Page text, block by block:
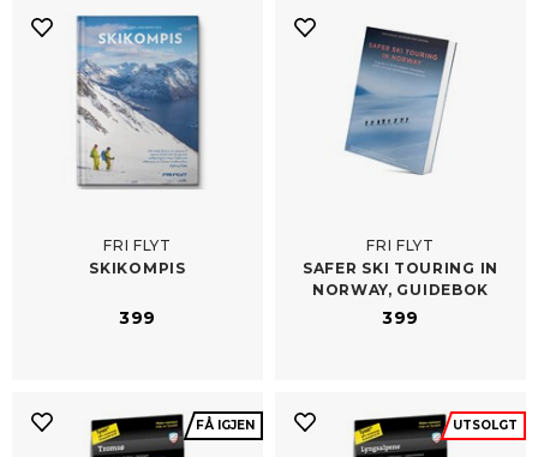
FRI FLYT
SKIKOMPIS
399
FRI FLYT
SAFER SKI TOURING IN
NORWAY, GUIDEBOK
399
FÅ IGJEN UTSOLGT